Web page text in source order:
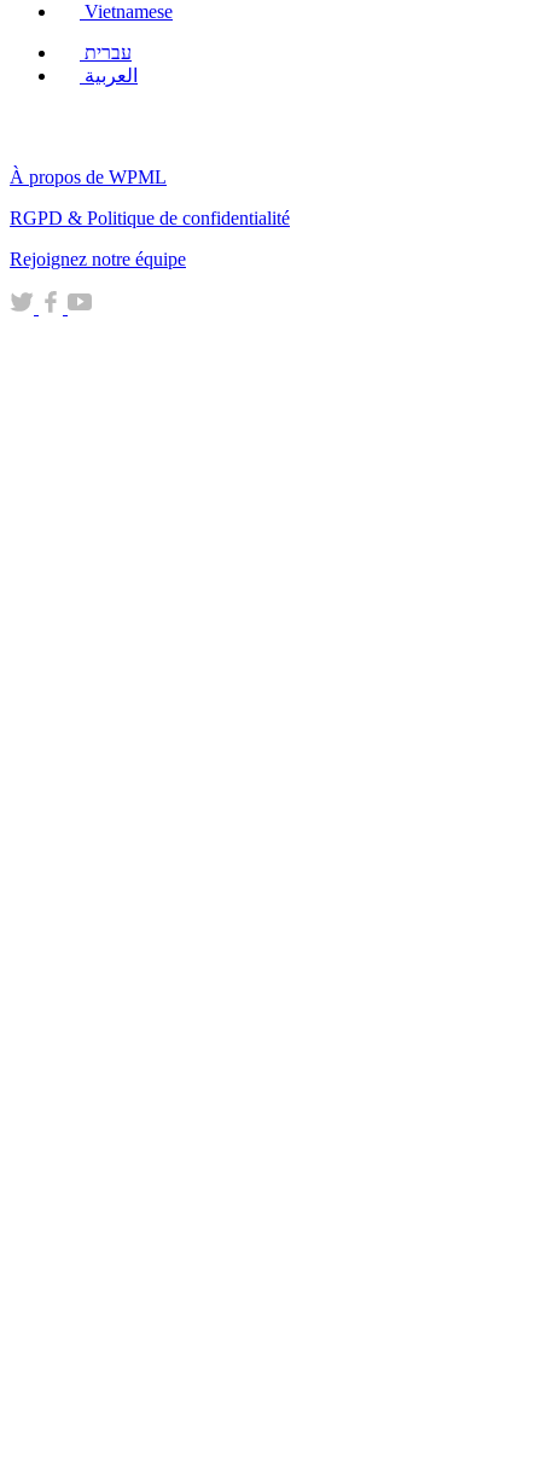
Vietnamese
עברית
العربية
À propos de WPML
RGPD & Politique de confidentialité
Rejoignez notre équipe(s'ouvre
(s'ouvre
dans
(s'ouvre
dans
(s'ouvre